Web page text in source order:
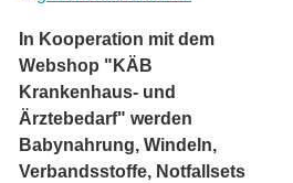
In Kooperation mit dem
Webshop "KÄB
Krankenhaus- und
Ärztebedarf" werden
Babynahrung, Windeln,
Verbandsstoffe, Notfallsets